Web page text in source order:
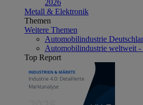
2026
Metall & Elektronik
Themen
Weitere Themen
Automobilindustrie
Automobilindustrie weltweit -
Top Report